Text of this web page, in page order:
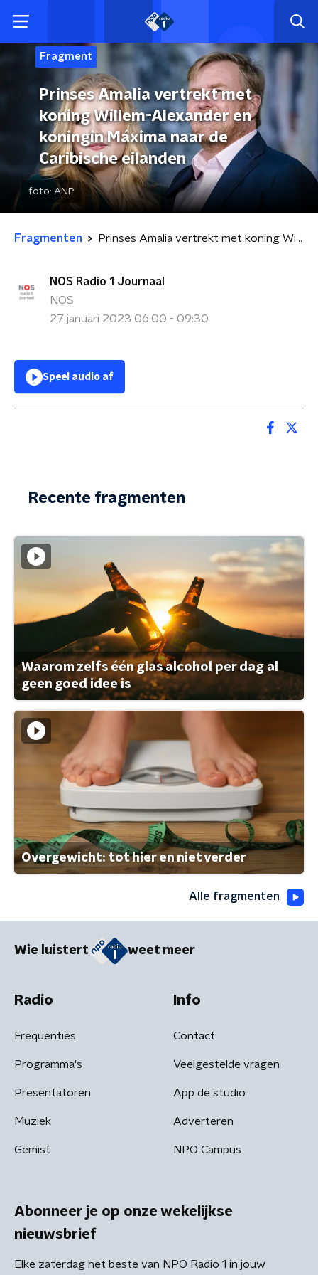
Fragment
Prinses Amalia vertrekt met
koning Willem-Alexander en
koningin Máxima naar de
Caribische eilanden
foto: ANP
Fragmenten Prinses Amalia vertrekt met koning Willem-Alexander en koningin Máxima naar de Caribische eilanden
NOS Radio 1 Journaal
NOS
27 januari 2023 06:00 - 09:30
Speel audio af
Recente fragmenten
Waarom zelfs één glas alcohol per dag al
geen goed idee is
Overgewicht: tot hier en niet verder
Alle fragmenten
Wie luistert weet meer
Radio
Frequenties
Programma's
Presentatoren
Muziek
Gemist
Info
Contact
Veelgestelde vragen
App de studio
Adverteren
NPO Campus
Abonneer je op onze wekelijkse
nieuwsbrief
Elke zaterdag het beste van NPO Radio 1 in jouw